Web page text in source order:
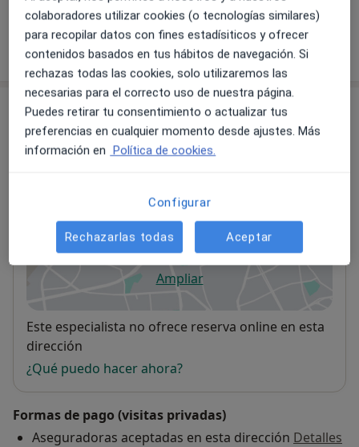
¿Cómo funcionan los precios?
Consultas (4)
Dirección 1 Dirección 2
Consultorio privado
Cl. Virgen de la Antigua, 17-Bajos A, 41011
Ampliarse abre en una nueva
Disponibilidad
Este especialista no ofrece reserva online en esta
dirección
¿Qué puedo hacer ahora?
Formas de pago (visitas privadas)
Aseguradoras aceptadas en esta dirección Detalles
colaboradores utilizar cookies (o tecnologías similares)
para recopilar datos con fines estadísiticos y ofrecer
contenidos basados en tus hábitos de navegación. Si
rechazas todas las cookies, solo utilizaremos las
necesarias para el correcto uso de nuestra página.
Puedes retirar tu consentimiento o actualizar tus
preferencias en cualquier momento desde ajustes. Más
información en Política de cookies.
Configurar
Rechazarlas todas Aceptar